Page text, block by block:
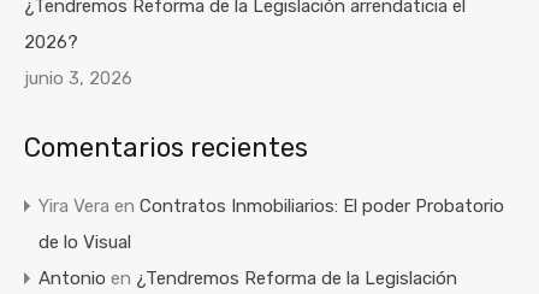
¿Tendremos Reforma de la Legislación arrendaticia el
2026?
junio 3, 2026
Comentarios recientes
Yira Vera en Contratos Inmobiliarios: El poder Probatorio
de lo Visual
Antonio en ¿Tendremos Reforma de la Legislación